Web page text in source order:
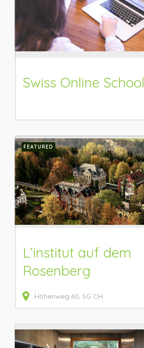
Swiss Online School
FEATURED
L’institut auf dem
Rosenberg
Höhenweg 60 SG CH